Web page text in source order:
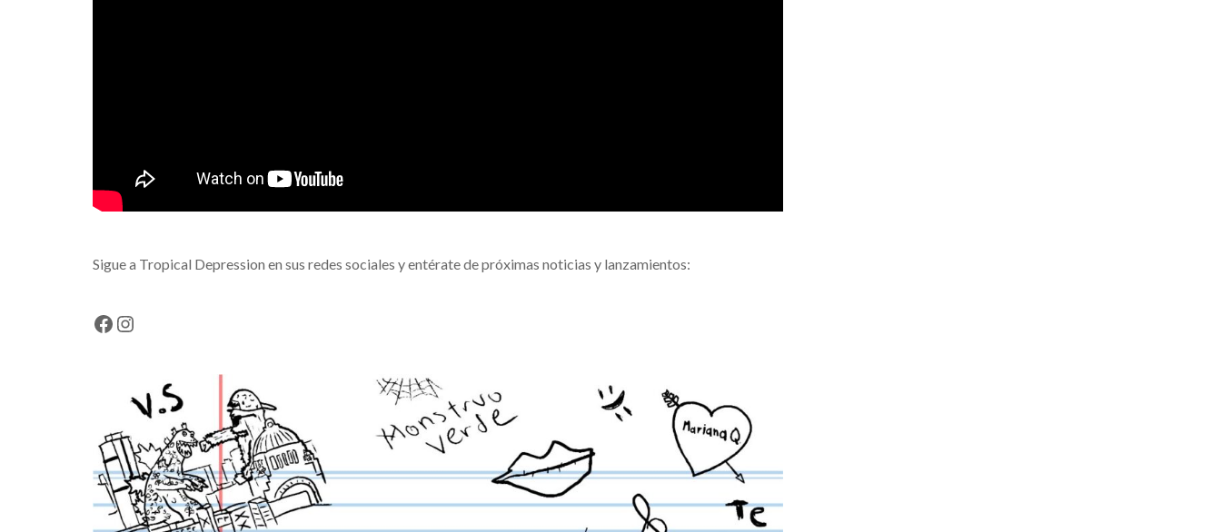
Sigue a Tropical Depression en sus redes sociales y entérate de próximas noticias y lanzamientos:
Facebook
Instagram